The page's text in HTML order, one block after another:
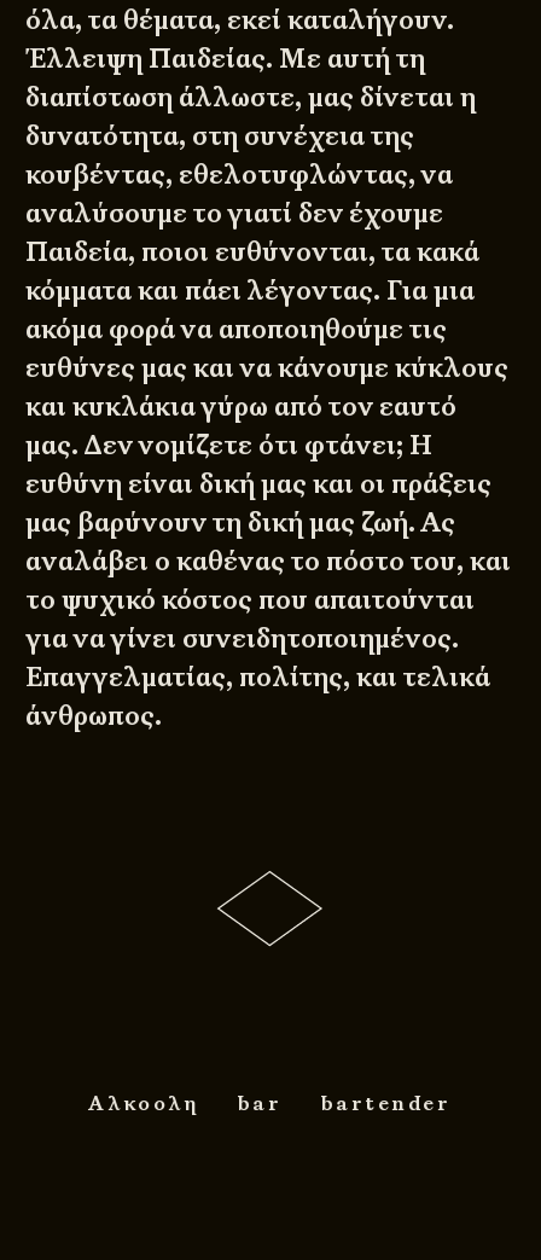
όλα, τα θέματα, εκεί καταλήγουν.
Έλλειψη Παιδείας. Με αυτή τη
διαπίστωση άλλωστε, μας δίνεται η
δυνατότητα, στη συνέχεια της
κουβέντας, εθελοτυφλώντας, να
αναλύσουμε το γιατί δεν έχουμε
Παιδεία, ποιοι ευθύνονται, τα κακά
κόμματα και πάει λέγοντας. Για μια
ακόμα φορά να αποποιηθούμε τις
ευθύνες μας και να κάνουμε κύκλους
και κυκλάκια γύρω από τον εαυτό
μας. Δεν νομίζετε ότι φτάνει; Η
ευθύνη είναι δική μας και οι πράξεις
μας βαρύνουν τη δική μας ζωή. Ας
αναλάβει ο καθένας το πόστο του, και
το ψυχικό κόστος που απαιτούνται
για να γίνει συνειδητοποιημένος.
Επαγγελματίας, πολίτης, και τελικά
άνθρωπος.
Αλκοολη bar bartender